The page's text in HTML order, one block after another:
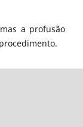
a profusão